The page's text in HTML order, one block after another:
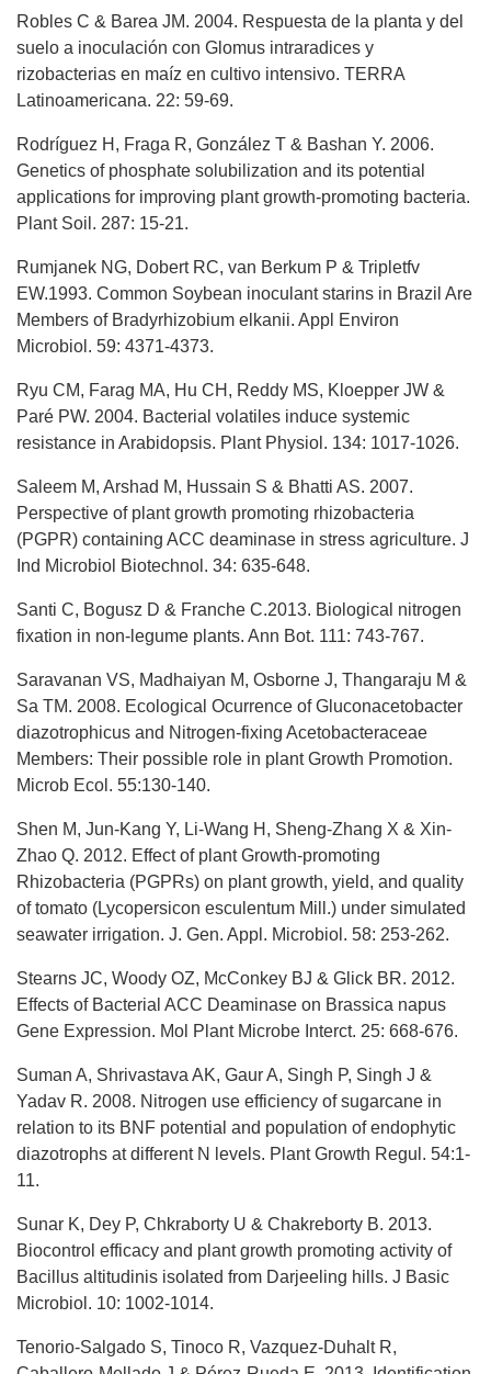
Robles C & Barea JM. 2004. Respuesta de la planta y del
suelo a inoculación con Glomus intraradices y
rizobacterias en maíz en cultivo intensivo. TERRA
Latinoamericana. 22: 59-69.
Rodríguez H, Fraga R, González T & Bashan Y. 2006.
Genetics of phosphate solubilization and its potential
applications for improving plant growth-promoting bacteria.
Plant Soil. 287: 15-21.
Rumjanek NG, Dobert RC, van Berkum P & Tripletfv
EW.1993. Common Soybean inoculant starins in Brazil Are
Members of Bradyrhizobium elkanii. Appl Environ
Microbiol. 59: 4371-4373.
Ryu CM, Farag MA, Hu CH, Reddy MS, Kloepper JW &
Paré PW. 2004. Bacterial volatiles induce systemic
resistance in Arabidopsis. Plant Physiol. 134: 1017-1026.
Saleem M, Arshad M, Hussain S & Bhatti AS. 2007.
Perspective of plant growth promoting rhizobacteria
(PGPR) containing ACC deaminase in stress agriculture. J
Ind Microbiol Biotechnol. 34: 635-648.
Santi C, Bogusz D & Franche C.2013. Biological nitrogen
fixation in non-legume plants. Ann Bot. 111: 743-767.
Saravanan VS, Madhaiyan M, Osborne J, Thangaraju M &
Sa TM. 2008. Ecological Ocurrence of Gluconacetobacter
diazotrophicus and Nitrogen-fixing Acetobacteraceae
Members: Their possible role in plant Growth Promotion.
Microb Ecol. 55:130-140.
Shen M, Jun-Kang Y, Li-Wang H, Sheng-Zhang X & Xin-
Zhao Q. 2012. Effect of plant Growth-promoting
Rhizobacteria (PGPRs) on plant growth, yield, and quality
of tomato (Lycopersicon esculentum Mill.) under simulated
seawater irrigation. J. Gen. Appl. Microbiol. 58: 253-262.
Stearns JC, Woody OZ, McConkey BJ & Glick BR. 2012.
Effects of Bacterial ACC Deaminase on Brassica napus
Gene Expression. Mol Plant Microbe Interct. 25: 668-676.
Suman A, Shrivastava AK, Gaur A, Singh P, Singh J &
Yadav R. 2008. Nitrogen use efficiency of sugarcane in
relation to its BNF potential and population of endophytic
diazotrophs at different N levels. Plant Growth Regul. 54:1-
11.
Sunar K, Dey P, Chkraborty U & Chakreborty B. 2013.
Biocontrol efficacy and plant growth promoting activity of
Bacillus altitudinis isolated from Darjeeling hills. J Basic
Microbiol. 10: 1002-1014.
Tenorio-Salgado S, Tinoco R, Vazquez-Duhalt R,